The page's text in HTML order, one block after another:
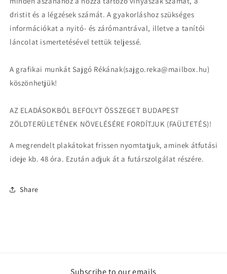
dristit és a légzések számát. A gyakorláshoz szükséges
információkat a nyitó- és zárómantrával, illetve a tanítói
láncolat ismertetésével tettük teljessé.
A grafikai munkát Sajgó Rékának(sajgo.reka@mailbox.hu)
köszönhetjük!
AZ ELADÁSOKBÓL BEFOLYT ÖSSZEGET BUDAPEST
ZÖLDTERÜLETÉNEK NÖVELÉSÉRE FORDÍTJUK (FAÜLTETÉS)!
A megrendelt plakátokat frissen nyomtatjuk, aminek átfutási
ideje kb. 48 óra. Ezután adjuk át a futárszolgálat részére.
Share
Subscribe to our emails